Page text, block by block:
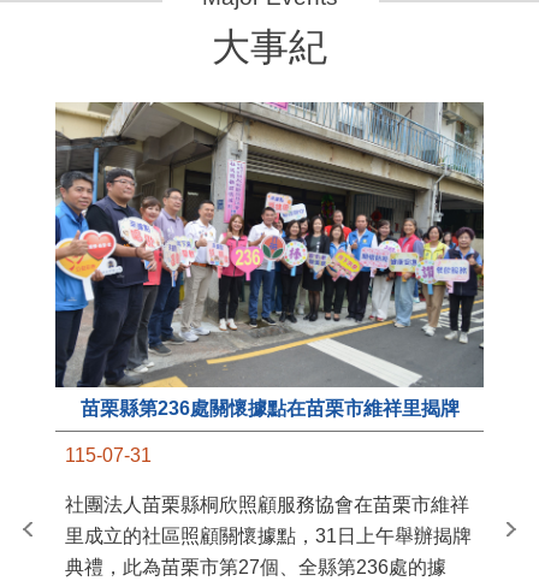
大事紀
苗栗縣第236處關懷據點在苗栗市維祥里揭牌
115-07-31
社團法人苗栗縣桐欣照顧服務協會在苗栗市維祥
里成立的社區照顧關懷據點，31日上午舉辦揭牌
典禮，此為苗栗市第27個、全縣第236處的據
苗